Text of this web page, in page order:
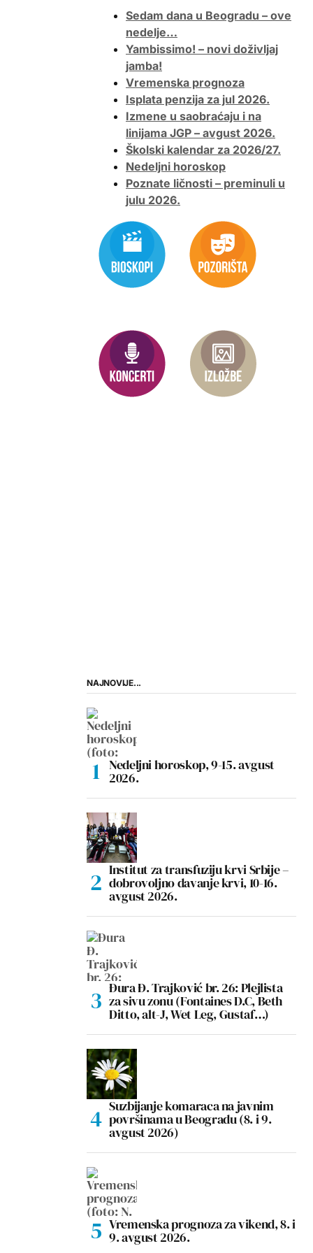
Sedam dana u Beogradu – ove
nedelje…
Yambissimo! – novi doživljaj
jamba!
Vremenska prognoza
Isplata penzija za jul 2026.
Izmene u saobraćaju i na
linijama JGP – avgust 2026.
Školski kalendar za 2026/27.
Nedeljni horoskop
Poznate ličnosti – preminuli u
julu 2026.
NAJNOVIJE...
Nedeljni horoskop, 9-15. avgust
2026.
Institut za transfuziju krvi Srbije –
dobrovoljno davanje krvi, 10-16.
avgust 2026.
Đura Đ. Trajković br. 26: Plejlista
za sivu zonu (Fontaines D.C, Beth
Ditto, alt-J, Wet Leg, Gustaf…)
Suzbijanje komaraca na javnim
površinama u Beogradu (8. i 9.
avgust 2026)
Vremenska prognoza za vikend, 8. i
9. avgust 2026.